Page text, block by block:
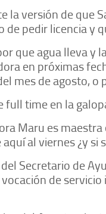
la versión de que
de pedir licencia y
que agua lleva y
en próximas
mes de agosto, o
full time en la
Maru es
al viernes ¿y si
del Secretario de
de